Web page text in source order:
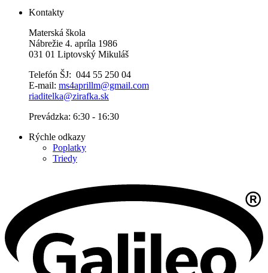
Kontakty
Materská škola
Nábrežie 4. apríla 1986
031 01 Liptovský Mikuláš
Telefón ŠJ: 044 55 250 04
E-mail: ms4aprillm@gmail.com
riaditelka@zirafka.sk
Prevádzka: 6:30 - 16:30
Rýchle odkazy
Poplatky
Triedy